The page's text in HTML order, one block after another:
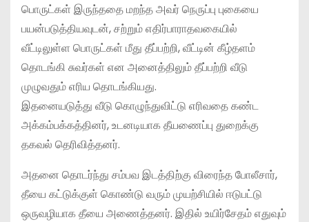
பொருட்கள் இருந்ததை மறந்த அவர் நெருப்பு புகையை
பயன்படுத்தியவுடன், சற்றும் எதிர்பாராதவகையில்
வீட்டிலுள்ள பொருட்கள் மீது தீப்பற்றி, வீட்டின் கீழ்தளம்
தொடங்கி சுவர்கள் என அனைத்திலும் தீப்பற்றி வீடு
முழுவதும் எரிய தொடங்கியது.
இதனையடுத்து வீடு கொழுந்துவிட்டு எரிவதை கண்ட
அக்கம்பக்கத்தினர், உடனடியாக தீயணைப்பு துறைக்கு
தகவல் தெரிவித்தனர்.
அதனை தொடர்ந்து சம்பவ இடத்திற்கு விரைந்த போலீசார்,
தீயை கட்டுக்குள் கொண்டு வரும் முயற்சியில் ஈடுபட்டு
ஒருவழியாக தீயை அணைத்தனர். இதில் உயிர்சேதம் எதுவும்